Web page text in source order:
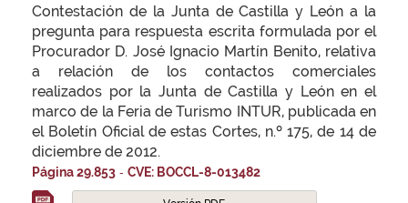
Contestación de la Junta de Castilla y León a la
pregunta para respuesta escrita formulada por el
Procurador D. José Ignacio Martín Benito, relativa
a relación de los contactos comerciales
realizados por la Junta de Castilla y León en el
marco de la Feria de Turismo INTUR, publicada en
el Boletín Oficial de estas Cortes, n.º 175, de 14 de
diciembre de 2012.
Página 29.853 - CVE: BOCCL-8-013482